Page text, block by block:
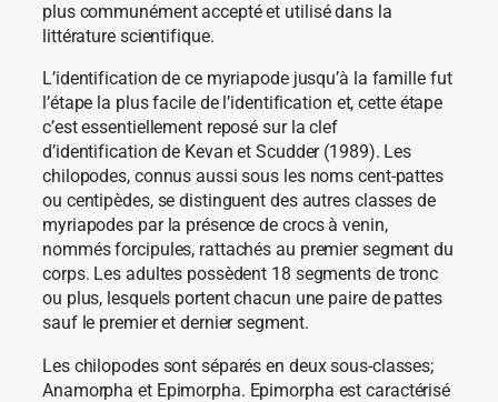
plus communément accepté et utilisé dans la
littérature scientifique.
L’identification de ce myriapode jusqu’à la famille fut
l’étape la plus facile de l’identification et, cette étape
c’est essentiellement reposé sur la clef
d’identification de Kevan et Scudder (1989). Les
chilopodes, connus aussi sous les noms cent-pattes
ou centipèdes, se distinguent des autres classes de
myriapodes par la présence de crocs à venin,
nommés forcipules, rattachés au premier segment du
corps. Les adultes possèdent 18 segments de tronc
ou plus, lesquels portent chacun une paire de pattes
sauf le premier et dernier segment.
Les chilopodes sont séparés en deux sous-classes;
Anamorpha et Epimorpha. Epimorpha est caractérisé